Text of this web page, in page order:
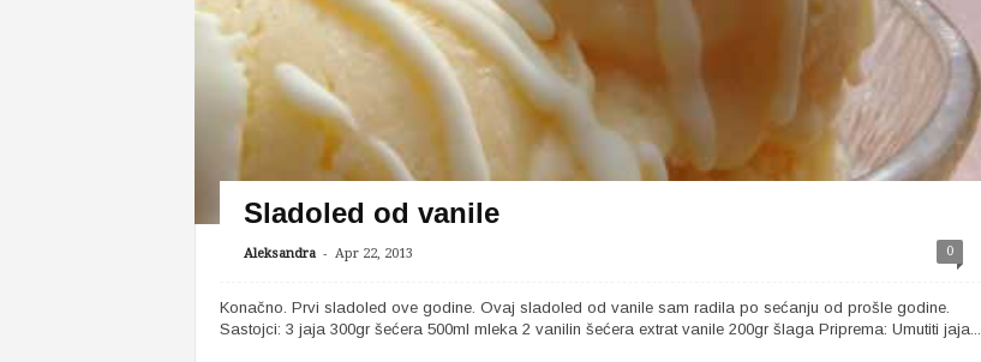
Sladoled od vanile
Aleksandra - Apr 22, 2013 0
Konačno. Prvi sladoled ove godine. Ovaj sladoled od vanile sam radila po sećanju od prošle godine.
Sastojci: 3 jaja 300gr šećera 500ml mleka 2 vanilin šećera extrat vanile 200gr šlaga Priprema: Umutiti jaja...